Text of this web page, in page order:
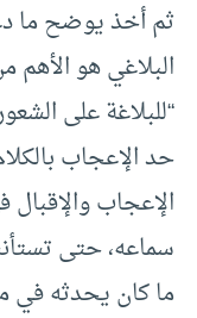
ثم أخذ يوضح ما
البلاغي هو الأهم
“للبلاغة على
حد الإعجاب
الإعجاب
سماعه، حتى
ما كان يحدثه في